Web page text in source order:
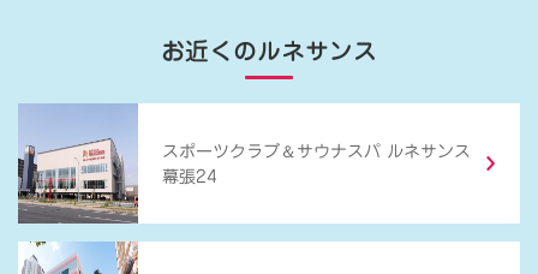
お近くのルネサンス
スポーツクラブ ＆ サウナスパ ルネサンス
幕張24